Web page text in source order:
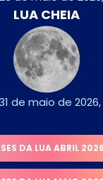
LUA CHEIA
de maio de 2026,
DA LUA ABRIL 2026